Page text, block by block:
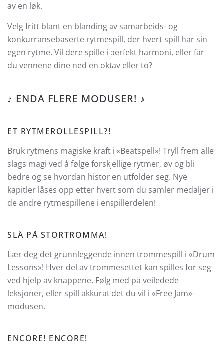
av en løk.
Velg fritt blant en blanding av samarbeids- og
konkurransebaserte rytmespill, der hvert spill har sin
egen rytme. Vil dere spille i perfekt harmoni, eller får
du vennene dine ned en oktav eller to?
♪ ENDA FLERE MODUSER! ♪
ET RYTMEROLLESPILL?!
Bruk rytmens magiske kraft i «Beatspell»! Tryll frem alle
slags magi ved å følge forskjellige rytmer, øv og bli
bedre og se hvordan historien utfolder seg. Nye
kapitler låses opp etter hvert som du samler medaljer i
de andre rytmespillene i enspillerdelen!
SLÅ PÅ STORTROMMA!
Lær deg det grunnleggende innen trommespill i «Drum
Lessons»! Hver del av trommesettet kan spilles for seg
ved hjelp av knappene. Følg med på veiledede
leksjoner, eller spill akkurat det du vil i «Free Jam»-
modusen.
ENCORE! ENCORE!